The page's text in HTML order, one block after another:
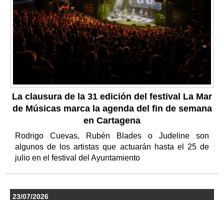
La clausura de la 31 edición del festival La Mar
de Músicas marca la agenda del fin de semana
en Cartagena
Rodrigo Cuevas, Rubén Blades o Judeline son
algunos de los artistas que actuarán hasta el 25 de
julio en el festival del Ayuntamiento
23/07/2026